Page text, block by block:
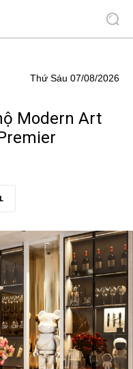
Thứ Sáu 07/08/2026
Modern Art